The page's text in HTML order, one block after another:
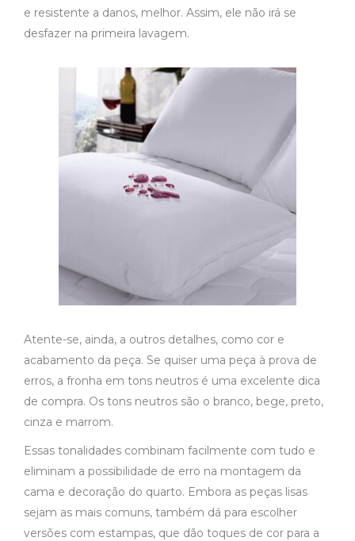
e resistente a danos, melhor. Assim, ele não irá se
desfazer na primeira lavagem.
Atente-se, ainda, a outros detalhes, como cor e
acabamento da peça. Se quiser uma peça à prova de
erros, a fronha em tons neutros é uma excelente dica
de compra. Os tons neutros são o branco, bege, preto,
cinza e marrom.
Essas tonalidades combinam facilmente com tudo e
eliminam a possibilidade de erro na montagem da
cama e decoração do quarto. Embora as peças lisas
sejam as mais comuns, também dá para escolher
versões com estampas, que dão toques de cor para a